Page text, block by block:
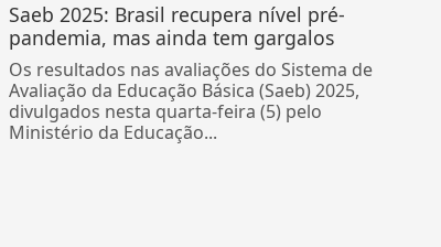
Saeb 2025: Brasil recupera nível pré-
pandemia, mas ainda tem gargalos
Os resultados nas avaliações do Sistema de
Avaliação da Educação Básica (Saeb) 2025,
divulgados nesta quarta-feira (5) pelo
Ministério da Educação...